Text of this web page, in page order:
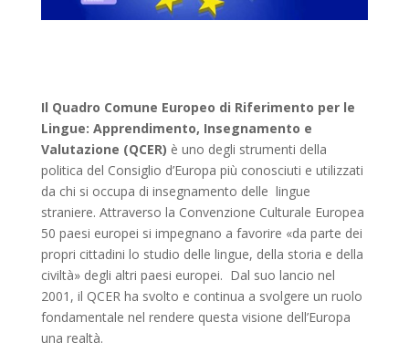
Il Quadro Comune Europeo di Riferimento per le
Lingue: Apprendimento, Insegnamento e
Valutazione (QCER) è uno degli strumenti della
politica del Consiglio d’Europa più conosciuti e utilizzati
da chi si occupa di insegnamento delle lingue
straniere. Attraverso la Convenzione Culturale Europea
50 paesi europei si impegnano a favorire «da parte dei
propri cittadini lo studio delle lingue, della storia e della
civiltà» degli altri paesi europei. Dal suo lancio nel
2001, il QCER ha svolto e continua a svolgere un ruolo
fondamentale nel rendere questa visione dell’Europa
una realtà.